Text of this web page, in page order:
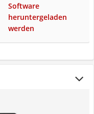
Software
heruntergeladen
werden